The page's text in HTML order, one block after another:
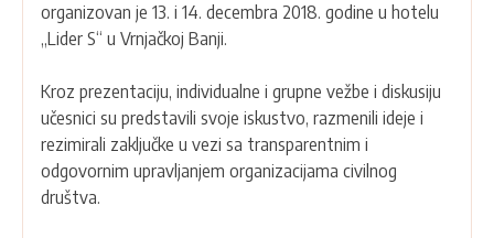
organizovan je 13. i 14. decembra 2018. godine u hotelu
„Lider S“ u Vrnjačkoj Banji.
Kroz prezentaciju, individualne i grupne vežbe i diskusiju
učesnici su predstavili svoje iskustvo, razmenili ideje i
rezimirali zaključke u vezi sa transparentnim i
odgovornim upravljanjem organizacijama civilnog
društva.